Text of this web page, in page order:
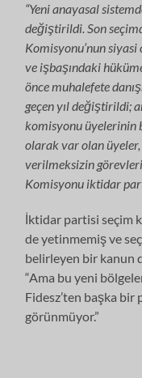
“Yeni anayasal
değiştirildi. Son
Komisyonu’nun
ve işbaşındaki
önce muhalefete
geçen yıl değiştirildi;
komisyonu üyelerinin
olarak var olan
verilmeksizin
Komisyonu iktidar
İktidar partisi seçim
de yetinmemiş ve
belirleyen bir kanun
“Ama bu yeni
Fidesz’ten başka bir
görünmüyor.”